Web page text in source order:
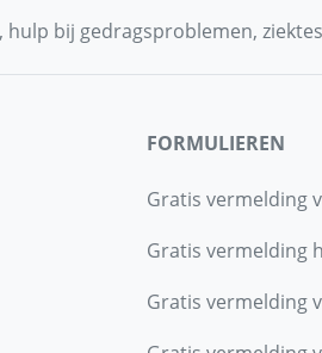
bij gedragsproblemen,
FORMULIEREN
Gratis vermelding
Gratis vermelding
Gratis vermelding